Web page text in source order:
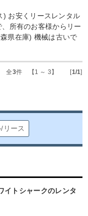
) お安くリースレンタル
有のお客様からリー
県在庫) 機械は古いで
全3件 【1 ～ 3】 [1/1]
リース
イトシャークのレンタ